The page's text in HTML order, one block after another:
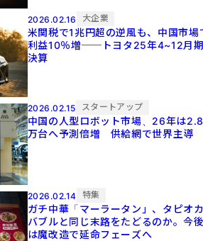
2026.02.16 大企業
米関税で1兆円超の逆風も、中国市場
利益10％増──トヨタ25年4~12月
決算
2026.02.15 スタートアップ
中国の人型ロボット市場、26年は2.8
万台へ予測倍増 供給網で世界主導
2026.02.14 特集
ガチ中華「マーラータン」、タピオ
バブルと同じ末路をたどるのか。今
は魔改造で延命フェーズへ